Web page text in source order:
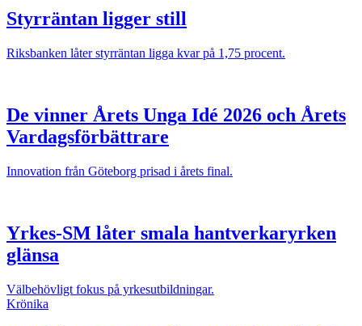
Styrräntan ligger still
Riksbanken låter styrräntan ligga kvar på 1,75 procent.
De vinner Årets Unga Idé 2026 och Årets
Vardagsförbättrare
Innovation från Göteborg prisad i årets final.
Yrkes-SM låter smala hantverkaryrken
glänsa
Välbehövligt fokus på yrkesutbildningar.
Krönika